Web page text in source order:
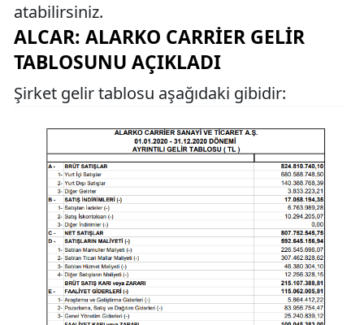
atabilirsiniz.
ALCAR: ALARKO CARRIER GELIR
TABLOSUNU AÇIKLADI
Şirket gelir tablosu aşağıdaki gibidir: